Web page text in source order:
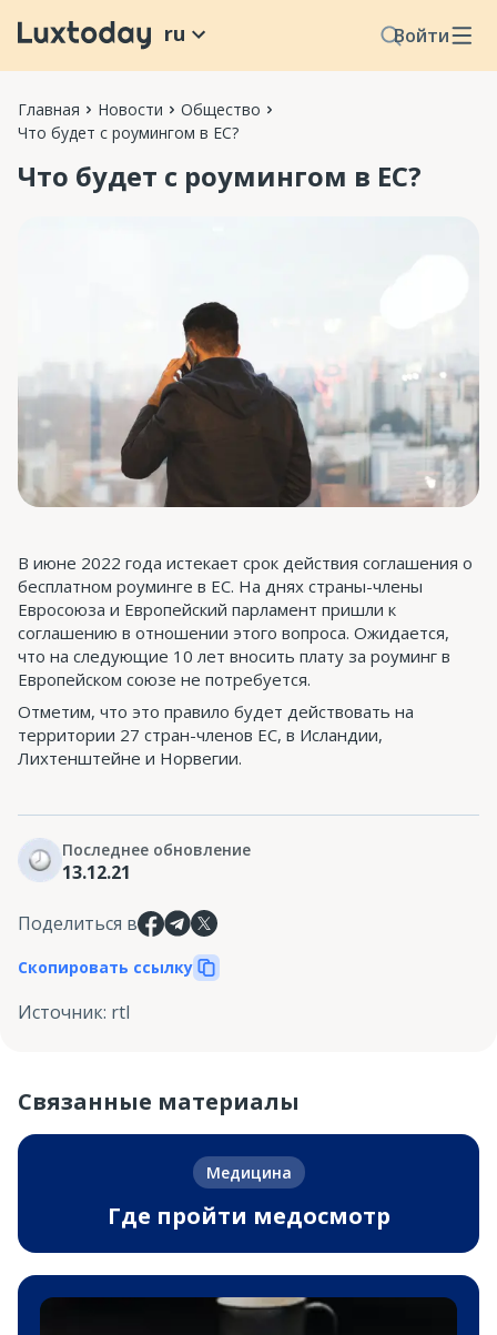
Войти
ru
Главная Новости
Общество
Что будет с роумингом в ЕС?
Что будет с роумингом в ЕС?
В июне 2022 года истекает срок действия соглашения о
бесплатном роуминге в ЕС. На днях страны-члены
Евросоюза и Европейский парламент пришли к
соглашению в отношении этого вопроса. Ожидается,
что на следующие 10 лет вносить плату за роуминг в
Европейском союзе не потребуется.
Отметим, что это правило будет действовать на
территории 27 стран-членов ЕС, в Исландии,
Лихтенштейне и Норвегии.
Последнее обновление
13.12.21
Поделиться в
Скопировать ссылку
Источник: rtl
Связанные материалы
Медицина
Где пройти медосмотр